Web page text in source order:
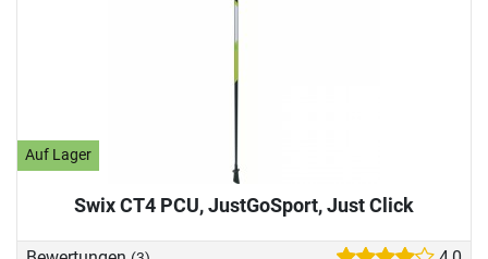
Auf Lager
Swix CT4 PCU, JustGoSport, Just Click